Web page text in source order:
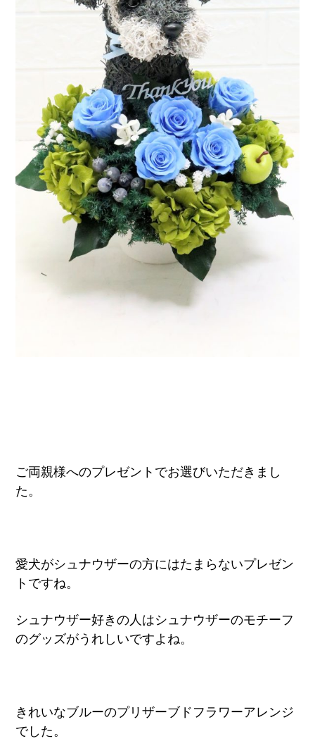
ご両親様へのプレゼントでお選びいただきまし
た。
愛犬がシュナウザーの方にはたまらないプレゼン
トですね。
シュナウザー好きの人はシュナウザーのモチーフ
のグッズがうれしいですよね。
きれいなブルーのプリザーブドフラワーアレンジ
でした。